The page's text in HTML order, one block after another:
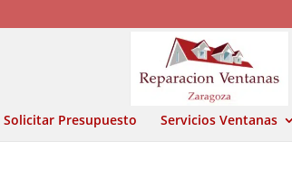
Solicitar Presupuesto Servicios Ventanas